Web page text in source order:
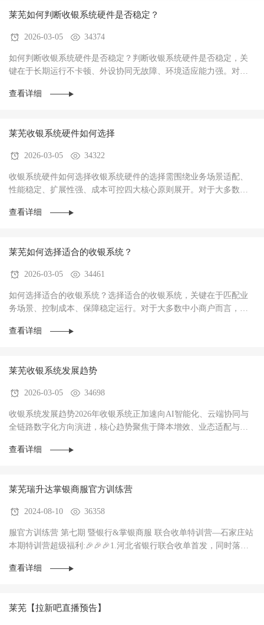
莱芜如何判断收银系统硬件是否稳定？
2026-03-05 34374
如何判断收银系统硬件是否稳定？判断收银系统硬件是否稳定，关
键在于‌长期运行不卡顿、外设协同无故障、环境适应能力强‌。对于
查看详细
莱芜收银系统硬件如何选择
2026-03-05 34322
收银系统硬件如何选择收银系统硬件的选择需围绕‌业务场景适配、
性能稳定、扩展性强、成本可控‌四大核心原则展开。对于大多数商
查看详细
莱芜如何选择适合的收银系统？
2026-03-05 34461
如何选择适合的收银系统？选择适合的收银系统，关键在于‌匹配业
务场景、控制成本、保障稳定运行‌。对于大多数中小商户而言，优
查看详细
莱芜收银系统发展趋势
2026-03-05 34698
收银系统发展趋势2026年收银系统正加速向AI智能化、云端协同与
全链路数字化方向演进，核心趋势聚焦于‌降本增效、业态适配与数
查看详细
莱芜瑞升达掌银商服官方训练营
2024-08-10 36358
服官方训练营 第七期 暨银行&掌银商服 联合收单特训营—石家庄站
本期特训营超级福利:🎉🎉🎉1.河北省银行联合收单首发，同时落地3
查看详细
莱芜【拉新吧直播预告】